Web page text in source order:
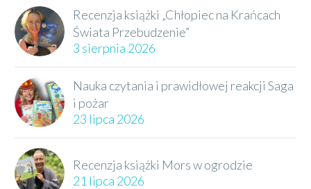
Recenzja książki „Chłopiec na Krańcach
Świata Przebudzenie”
3 sierpnia 2026
Nauka czytania i prawidłowej reakcji Saga
i pożar
23 lipca 2026
Recenzja książki Mors w ogrodzie
21 lipca 2026